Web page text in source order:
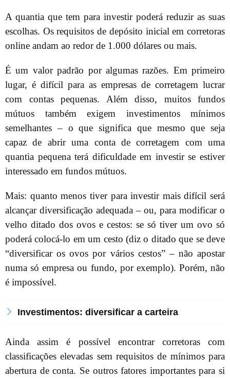
A quantia que tem para investir poderá reduzir as suas
escolhas. Os requisitos de depósito inicial em corretoras
online andam ao redor de 1.000 dólares ou mais.
É um valor padrão por algumas razões. Em primeiro
lugar, é difícil para as empresas de corretagem lucrar
com contas pequenas. Além disso, muitos fundos
mútuos também exigem investimentos mínimos
semelhantes – o que significa que mesmo que seja
capaz de abrir uma conta de corretagem com uma
quantia pequena terá dificuldade em investir se estiver
interessado em fundos mútuos.
Mais: quanto menos tiver para investir mais difícil será
alcançar diversificação adequada – ou, para modificar o
velho ditado dos ovos e cestos: se só tiver um ovo só
poderá colocá-lo em um cesto (diz o ditado que se deve
“diversificar os ovos por vários cestos” – não apostar
numa só empresa ou fundo, por exemplo). Porém, não
é impossível.
Investimentos: diversificar a carteira
Ainda assim é possível encontrar corretoras com
classificações elevadas sem requisitos de mínimos para
abertura de conta. Se outros fatores importantes para si